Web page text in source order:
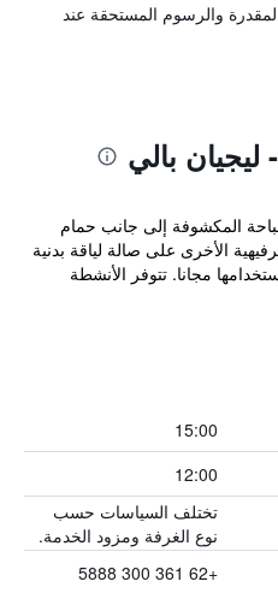
والرسوم المستحقة عند
بالي
السباحة المكشوفة إلى جانب حمام
الأخرى على صالة لياقة بدنية
استخدامها مجانا. تتوفر الأنشطة
15:00
12:00
تختلف السياسات حسب
نوع الغرفة ومزود الخدمة.
+62 361 300 5888